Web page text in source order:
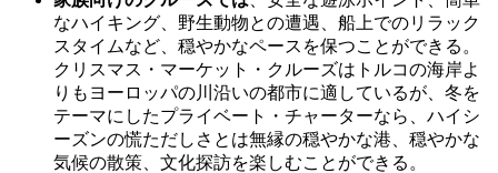
なハイキング、野生動物との遭遇、船上でのリラック
スタイムなど、穏やかなペースを保つことができる。
クリスマス・マーケット・クルーズはトルコの海岸よ
りもヨーロッパの川沿いの都市に適しているが、冬を
テーマにしたプライベート・チャーターなら、ハイシ
ーズンの慌ただしさとは無縁の穏やかな港、穏やかな
気候の散策、文化探訪を楽しむことができる。